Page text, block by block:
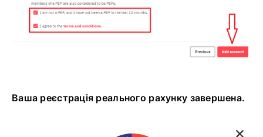
Ваша реєстрація реального рахунку завершена.